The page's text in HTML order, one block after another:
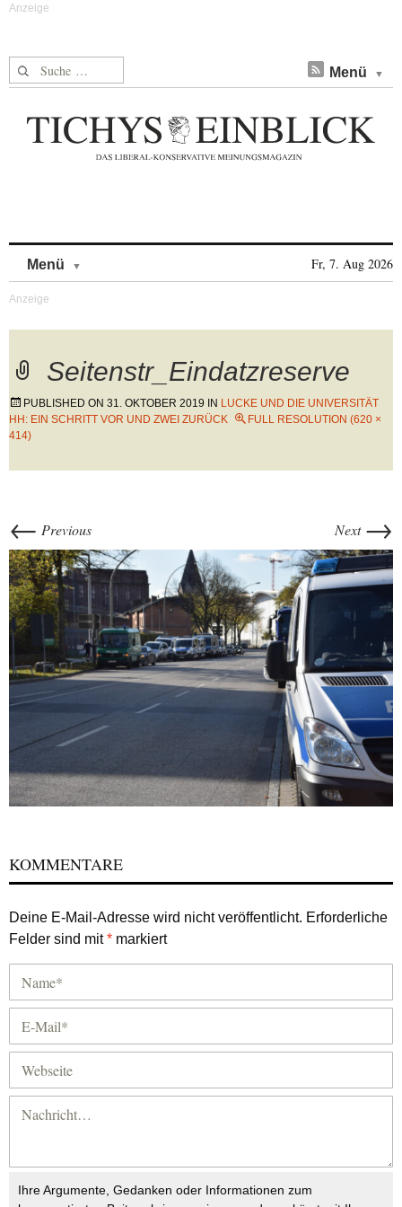
Suche nach: Menü
Menü Fr, 7. Aug 2026
Seitenstr_Eindatzreserve
PUBLISHED ON 31. OKTOBER 2019 IN LUCKE UND DIE UNIVERSITÄT
HH: EIN SCHRITT VOR UND ZWEI ZURÜCK
FULL RESOLUTION (620 ×
414)
← Previous Next →
KOMMENTARE
Deine E-Mail-Adresse wird nicht veröffentlicht. Erforderliche
Felder sind mit* markiert
Ihre Argumente, Gedanken oder Informationen zum